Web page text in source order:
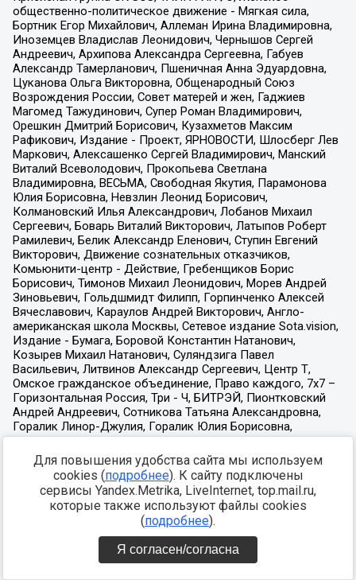
Для повышения удобства сайта мы используем
cookies (подробнее). К сайту подключены
сервисы Yandex.Metrika, LiveInternet, top.mail.ru,
которые также используют файлы cookies
(подробнее).
Я согласен/согласна